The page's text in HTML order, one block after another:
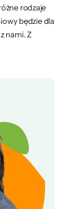
rodzaje
będzie dla
nami. Z